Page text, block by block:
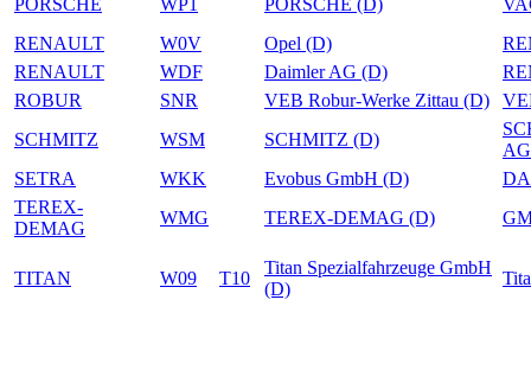
PORSCHE
WP1 PORSCHE (D)
RENAULT
W0V Opel (D)
RENAULT
WDF Daimler AG (D)
ROBUR
SNR VEB Robur-Werke Zittau (D)
SCHMITZ
WSM SCHMITZ (D)
AG
SETRA
WKK Evobus GmbH (D)
TEREX-
DEMAG
WMG TEREX-DEMAG (D)
TITAN W09 T10
Titan Spezialfahrzeuge GmbH
(D)